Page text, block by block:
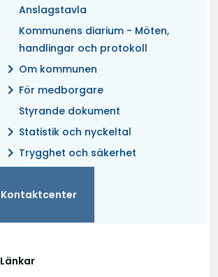
Anslagstavla
Kommunens diarium - Möten,
handlingar och protokoll
chevron_right Om kommunen
chevron_right För medborgare
Styrande dokument
chevron_right Statistik och nyckeltal
chevron_right Trygghet och säkerhet
Kontaktcenter
Länkar